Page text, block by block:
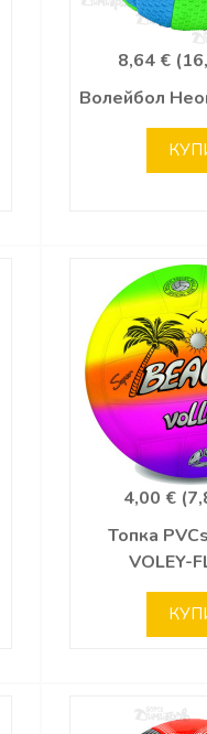
8,64 €
Волейбол
4,00 €
Топка
VOLEY-